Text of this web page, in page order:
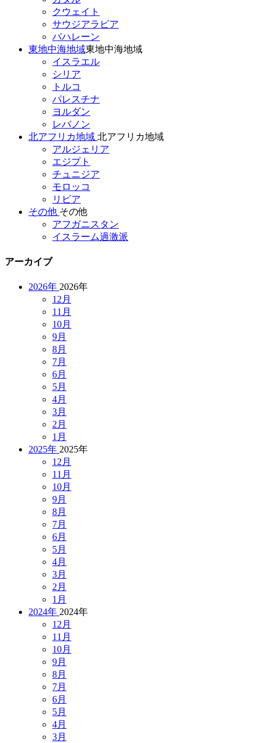
クウェイト
サウジアラビア
バハレーン
東地中海地域東地中海地域
イスラエル
シリア
トルコ
パレスチナ
ヨルダン
レバノン
北アフリカ地域 北アフリカ地域
アルジェリア
エジプト
チュニジア
モロッコ
リビア
その他 その他
アフガニスタン
イスラーム過激派
アーカイブ
2026年 2026年
12月
11月
10月
9月
8月
7月
6月
5月
4月
3月
2月
1月
2025年 2025年
12月
11月
10月
9月
8月
7月
6月
5月
4月
3月
2月
1月
2024年 2024年
12月
11月
10月
9月
8月
7月
6月
5月
4月
3月